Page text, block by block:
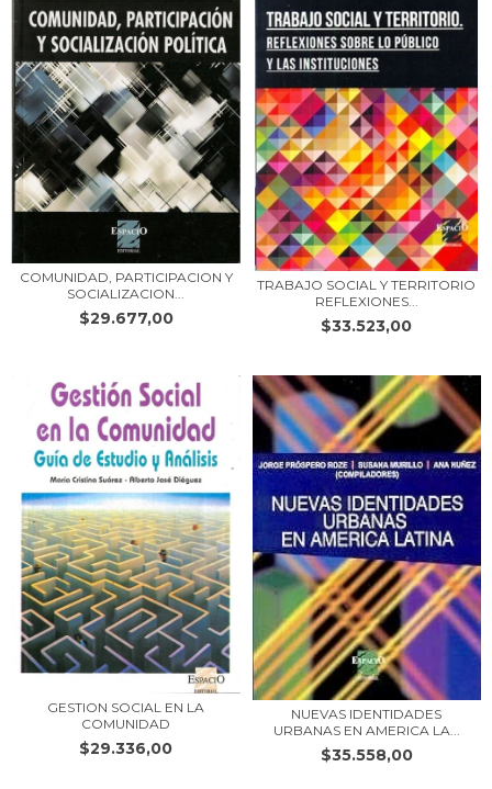
COMUNIDAD, PARTICIPACION Y
SOCIALIZACION...
$29.677,00
TRABAJO SOCIAL Y TERRITORIO
REFLEXIONES...
$33.523,00
GESTION SOCIAL EN LA
COMUNIDAD
$29.336,00
NUEVAS IDENTIDADES
URBANAS EN AMERICA LA...
$35.558,00